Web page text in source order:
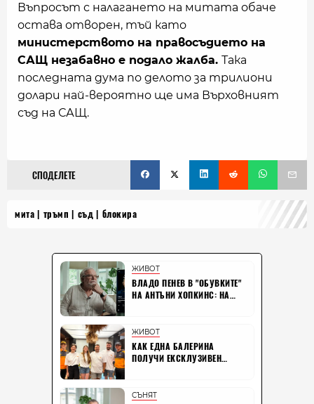
Въпросът с налагането на митата обаче
остава отворен, тъй като
министерството на правосъдието на
САЩ незабавно е подало жалба. Така
последната дума по делото за трилиони
долари най-вероятно ще има Върховният
съд на САЩ.
СПОДЕЛЕТЕ
мита тръмп съд блокира